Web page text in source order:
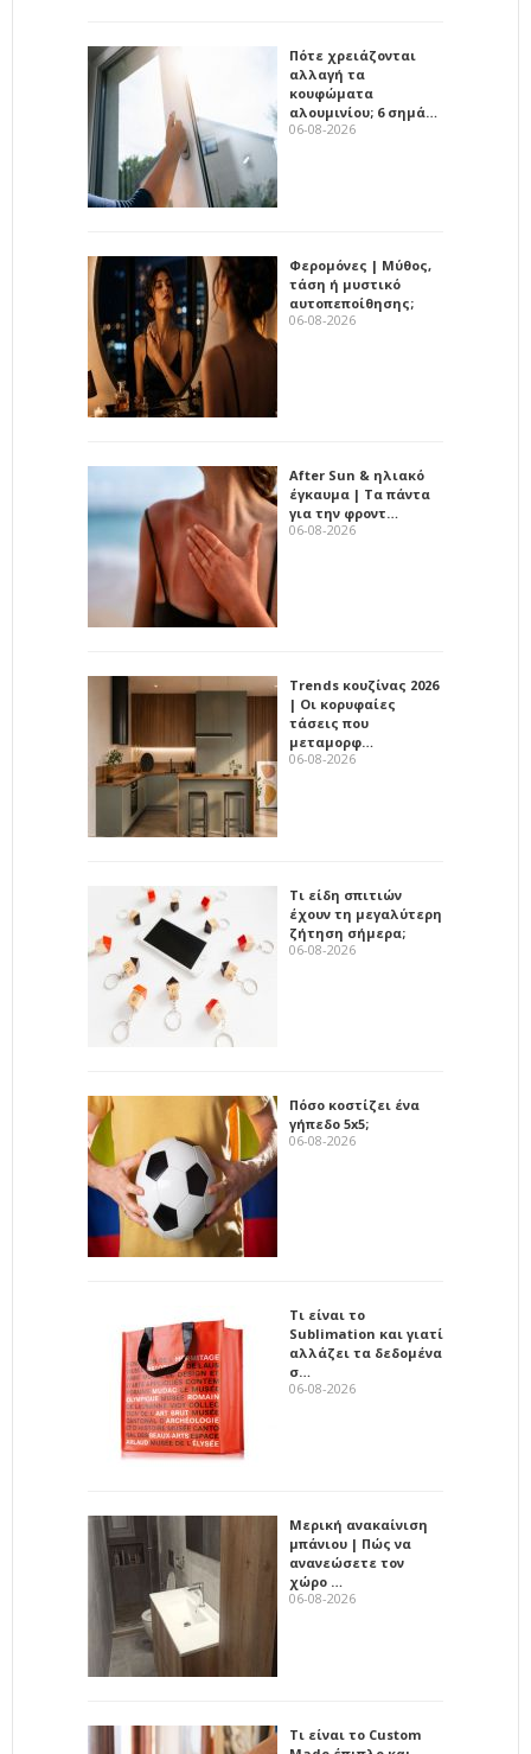
Πότε χρειάζονται
αλλαγή τα
κουφώματα
αλουμινίου; 6 σημά…
06-08-2026
Φερομόνες | Μύθος,
τάση ή μυστικό
αυτοπεποίθησης;
06-08-2026
After Sun & ηλιακό
έγκαυμα | Τα πάντα
για την φροντ…
06-08-2026
Trends κουζίνας 2026
| Οι κορυφαίες
τάσεις που
μεταμορφ…
06-08-2026
Τι είδη σπιτιών
έχουν τη μεγαλύτερη
ζήτηση σήμερα;
06-08-2026
Πόσο κοστίζει ένα
γήπεδο 5x5;
06-08-2026
Τι είναι το
Sublimation και γιατί
αλλάζει τα δεδομένα
σ…
06-08-2026
Μερική ανακαίνιση
μπάνιου | Πώς να
ανανεώσετε τον
χώρο …
06-08-2026
Τι είναι το Custom